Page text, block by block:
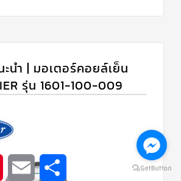
นำ | มอเตอร์คอยล์เย็น
รุ่น 1601-100-009
PinterestEmail